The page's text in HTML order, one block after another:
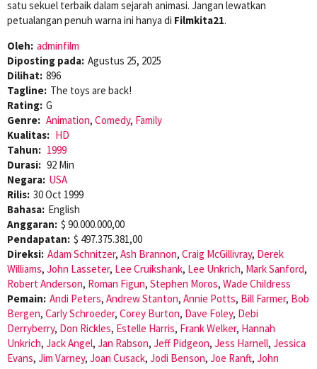
satu sekuel terbaik dalam sejarah animasi. Jangan lewatkan
petualangan penuh warna ini hanya di Filmkita21.
Oleh: adminfilm
Diposting pada: Agustus 25, 2025
Dilihat: 896
Tagline: The toys are back!
Rating: G
Genre: Animation, Comedy, Family
Kualitas: HD
Tahun: 1999
Durasi: 92 Min
Negara: USA
Rilis: 30 Oct 1999
Bahasa: English
Anggaran: $ 90.000.000,00
Pendapatan: $ 497.375.381,00
Direksi: Adam Schnitzer, Ash Brannon, Craig McGillivray, Derek
Williams, John Lasseter, Lee Cruikshank, Lee Unkrich, Mark Sanford,
Robert Anderson, Roman Figun, Stephen Moros, Wade Childress
Pemain: Andi Peters, Andrew Stanton, Annie Potts, Bill Farmer, Bob
Bergen, Carly Schroeder, Corey Burton, Dave Foley, Debi
Derryberry, Don Rickles, Estelle Harris, Frank Welker, Hannah
Unkrich, Jack Angel, Jan Rabson, Jeff Pidgeon, Jess Harnell, Jessica
Evans, Jim Varney, Joan Cusack, Jodi Benson, Joe Ranft, John